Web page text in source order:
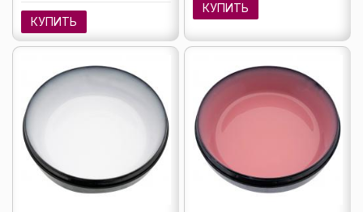
КУПИТЬ
КУПИТЬ